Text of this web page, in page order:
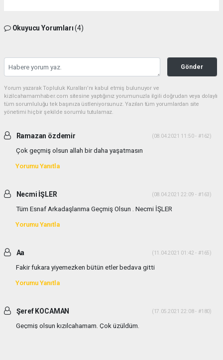
Okuyucu Yorumları(4)
Gönder
Yorum yazarak Topluluk Kuralları’nı kabul etmiş bulunuyor ve
kizilcahamamhaber.com sitesine yaptığınız yorumunuzla ilgili doğrudan veya dolaylı
tüm sorumluluğu tek başınıza üstleniyorsunuz. Yazılan tüm yorumlardan site
yönetimi hiçbir şekilde sorumlu tutulamaz.
Ramazan özdemir (08.04.2021 11:50 - #162)
Çok geçmiş olsun allah bir daha yaşatmasın
Yorumu Yanıtla
Necmi İŞLER (08.04.2021 22:09 - #163)
Tüm Esnaf Arkadaşlarıma Geçmiş Olsun . Necmi İŞLER
Yorumu Yanıtla
Aa (11.04.2021 01:42 - #165)
Fakir fukara yiyemezken bütün etler bedava gitti
Yorumu Yanıtla
Şeref KOCAMAN (17.05.2021 22:08 - #180)
Geçmiş olsun kızılcahamam. Çok üzüldüm.